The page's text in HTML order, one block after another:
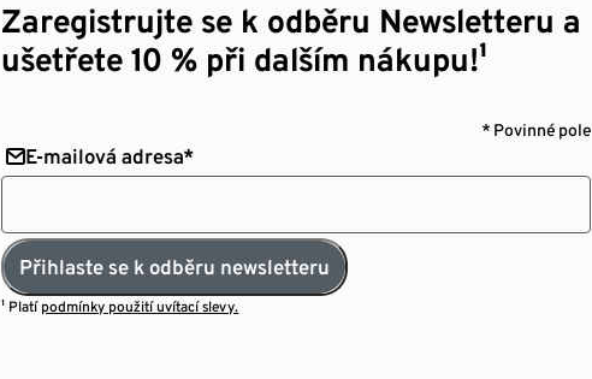
Zaregistrujte se k odběru Newsletteru a
ušetřete 10 % při dalším nákupu!¹
* Povinné pole
E-mailová adresa*
Přihlaste se k odběru newsletteru
¹ Platí podmínky použití uvítací slevy.